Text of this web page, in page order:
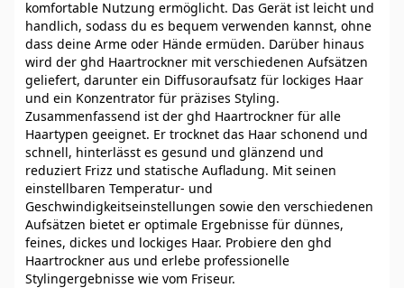
komfortable Nutzung ermöglicht. Das Gerät ist leicht und
handlich, sodass du es bequem verwenden kannst, ohne
dass deine Arme oder Hände ermüden. Darüber hinaus
wird der ghd Haartrockner mit verschiedenen Aufsätzen
geliefert, darunter ein Diffusoraufsatz für lockiges Haar
und ein Konzentrator für präzises Styling.
Zusammenfassend ist der ghd Haartrockner für alle
Haartypen geeignet. Er trocknet das Haar schonend und
schnell, hinterlässt es gesund und glänzend und
reduziert Frizz und statische Aufladung. Mit seinen
einstellbaren Temperatur- und
Geschwindigkeitseinstellungen sowie den verschiedenen
Aufsätzen bietet er optimale Ergebnisse für dünnes,
feines, dickes und lockiges Haar. Probiere den ghd
Haartrockner aus und erlebe professionelle
Stylingergebnisse wie vom Friseur.